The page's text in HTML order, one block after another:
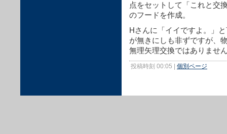
点をセットして「これと交
のフードを作成。
Hさんに「イイですよ。」
が無きにしも非ずですが、
無理矢理交換ではありませ
投稿時刻 00:05 | 個別ページ